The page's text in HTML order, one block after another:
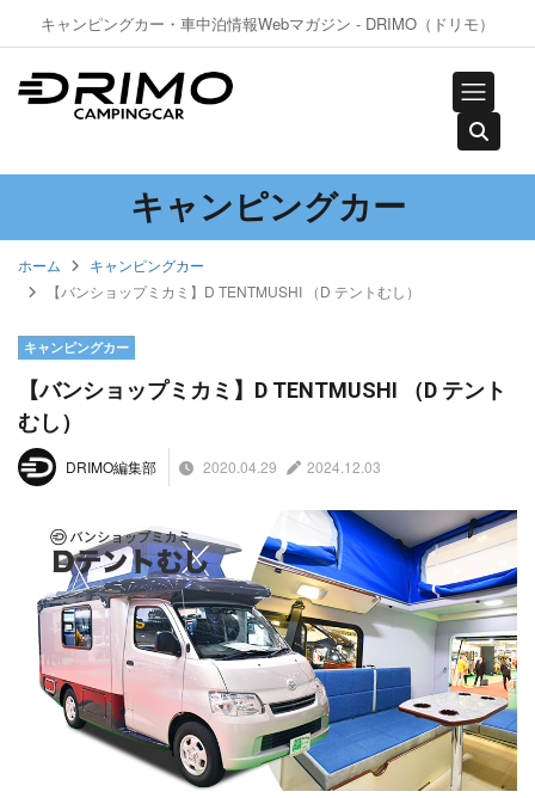
キャンピングカー・車中泊情報Webマガジン - DRIMO（ドリモ）
キャンピングカー
ホーム
キャンピングカー
【バンショップミカミ】D TENTMUSHI （D テントむし）
キャンピングカー
【バンショップミカミ】D TENTMUSHI （D テント
むし）
DRIMO編集部 2020.04.29 2024.12.03